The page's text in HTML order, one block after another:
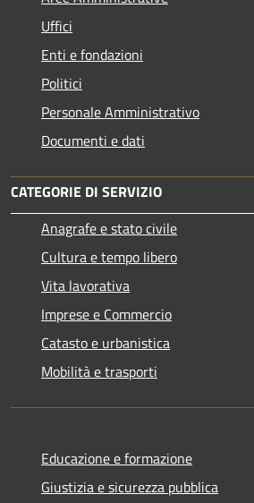
Uffici
Enti e fondazioni
Politici
Personale Amministrativo
Documenti e dati
CATEGORIE DI SERVIZIO
Anagrafe e stato civile
Cultura e tempo libero
Vita lavorativa
Imprese e Commercio
Catasto e urbanistica
Mobilità e trasporti
Educazione e formazione
Giustizia e sicurezza pubblica